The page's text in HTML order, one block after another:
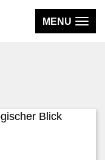
MENU